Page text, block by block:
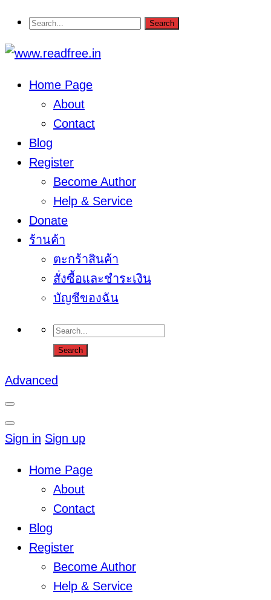
Home Page
About
Contact
Blog
Register
Become Author
Help & Service
Donate
ร้านค้า
ตะกร้าสินค้า
สั่งซื้อและชำระเงิน
บัญชีของฉัน
Advanced
Sign in Sign up
Home Page
About
Contact
Blog
Register
Become Author
Help & Service